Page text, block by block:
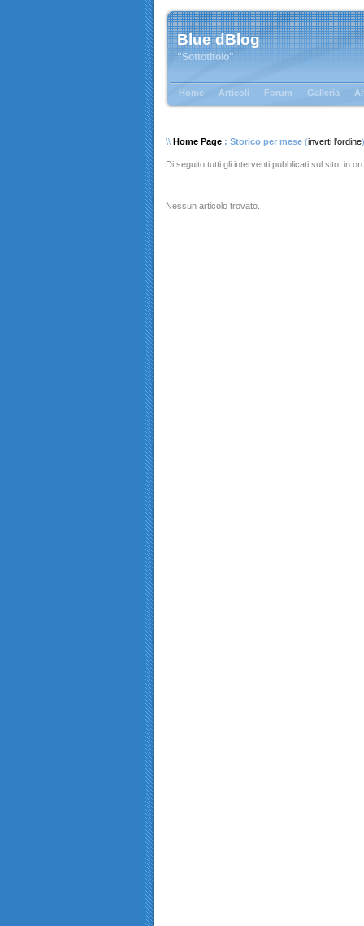
Blue dBlog
"Sottotitolo"
Home Articoli Forum Galleria
\\ Home Page : Storico per mese (inverti l'ordine)
Di seguito tutti gli interventi pubblicati sul sito, in
Nessun articolo trovato.